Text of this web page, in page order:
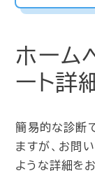
ホーム
ート詳
簡易的な診断
ますが、お問
ような詳細を